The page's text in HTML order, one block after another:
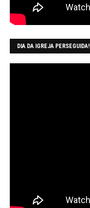
DIA DA IGREJA PERSEGUIDA!